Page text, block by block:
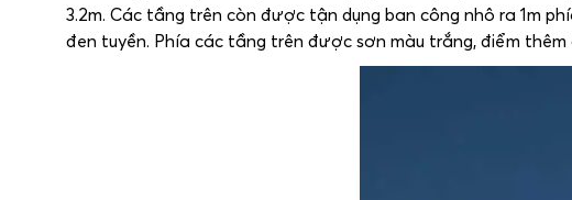
3.2m. Các tầng trên còn được tận dụng ban công nhô ra 1m
đen tuyền. Phía các tầng trên được sơn màu trắng, điểm